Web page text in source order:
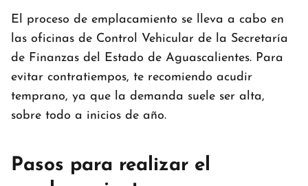
El proceso de emplacamiento se lleva a cabo en
las oficinas de Control Vehicular de la Secretaría
de Finanzas del Estado de Aguascalientes. Para
evitar contratiempos, te recomiendo acudir
temprano, ya que la demanda suele ser alta,
sobre todo a inicios de año.
Pasos para realizar el